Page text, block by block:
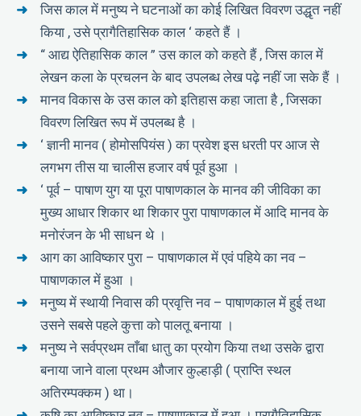
जिस काल में मनुष्य ने घटनाओं का कोई लिखित विवरण उद्धृत नहीं
किया , उसे प्रागैतिहासिक काल ‘ कहते हैं ।
“ आद्य ऐतिहासिक काल ” उस काल को कहते हैं , जिस काल में
लेखन कला के प्रचलन के बाद उपलब्ध लेख पढ़े नहीं जा सके हैं ।
मानव विकास के उस काल को इतिहास कहा जाता है , जिसका
विवरण लिखित रूप में उपलब्ध है ।
‘ ज्ञानी मानव ( होमोसपियंस ) का प्रवेश इस धरती पर आज से
लगभग तीस या चालीस हजार वर्ष पूर्व हुआ ।
‘ पूर्व – पाषाण युग या पूरा पाषाणकाल के मानव की जीविका का
मुख्य आधार शिकार था शिकार पुरा पाषाणकाल में आदि मानव के
मनोरंजन के भी साधन थे ।
आग का आविष्कार पुरा – पाषाणकाल में एवं पहिये का नव –
पाषाणकाल में हुआ ।
मनुष्य में स्थायी निवास की प्रवृत्ति नव – पाषाणकाल में हुई तथा
उसने सबसे पहले कुत्ता को पालतू बनाया ।
मनुष्य ने सर्वप्रथम ताँबा धातु का प्रयोग किया तथा उसके द्वारा
बनाया जाने वाला प्रथम औजार कुल्हाड़ी ( प्राप्ति स्थल
अतिरम्पक्कम ) था।